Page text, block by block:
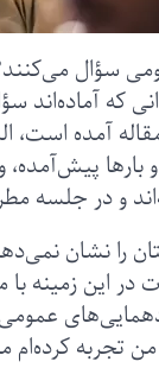
سؤال
که آماده‌اند
آمده است،
و بارها پیش‌آمده،
و در جلسه
را نشان
در این
تجربه